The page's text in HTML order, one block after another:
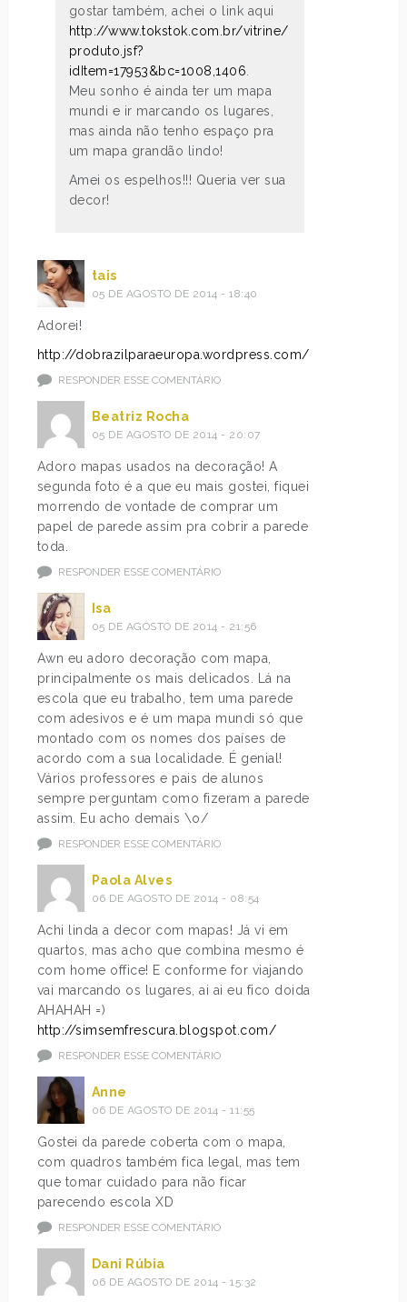
gostar também, achei o link aqui
http://www.tokstok.com.br/vitrine/
produto.jsf?
idItem=17953&bc=1008,1406
Meu sonho é ainda ter um mapa
mundi e ir marcando os lugares,
mas ainda não tenho espaço pra
um mapa grandão lindo!
Amei os espelhos!!! Queria ver sua
decor!
tais
05 DE AGOSTO DE 2014 - 18:40
Adorei!
http://dobrazilparaeuropa.wordpress.com/
RESPONDER ESSE COMENTÁRIO
Beatriz Rocha
05 DE AGOSTO DE 2014 - 20:07
Adoro mapas usados na decoração! A
segunda foto é a que eu mais gostei, fiquei
morrendo de vontade de comprar um
papel de parede assim pra cobrir a parede
toda.
RESPONDER ESSE COMENTÁRIO
Isa
05 DE AGOSTO DE 2014 - 21:56
Awn eu adoro decoração com mapa,
principalmente os mais delicados. Lá na
escola que eu trabalho, tem uma parede
com adesivos e é um mapa mundi só que
montado com os nomes dos países de
acordo com a sua localidade. É genial!
Vários professores e pais de alunos
sempre perguntam como fizeram a parede
assim. Eu acho demais \o/
RESPONDER ESSE COMENTÁRIO
Paola Alves
06 DE AGOSTO DE 2014 - 08:54
Achi linda a decor com mapas! Já vi em
quartos, mas acho que combina mesmo é
com home office! E conforme for viajando
vai marcando os lugares, ai ai eu fico doida
AHAHAH =)
http://simsemfrescura.blogspot.com/
RESPONDER ESSE COMENTÁRIO
Anne
06 DE AGOSTO DE 2014 - 11:55
Gostei da parede coberta com o mapa,
com quadros também fica legal, mas tem
que tomar cuidado para não ficar
parecendo escola XD
RESPONDER ESSE COMENTÁRIO
Dani Rúbia
06 DE AGOSTO DE 2014 - 15:32